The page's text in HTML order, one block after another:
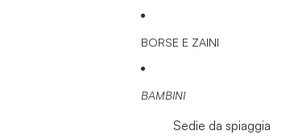
BORSE E ZAINI
BAMBINI
Sedie da spiaggia